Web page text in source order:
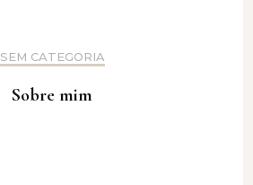
SEM CATEGORIA
Sobre mim